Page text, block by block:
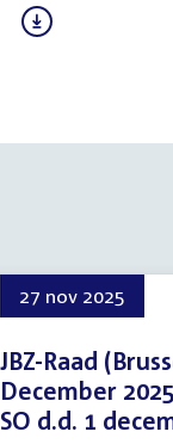
27 nov 2025
JBZ-Raad
December
SO d.d. 1